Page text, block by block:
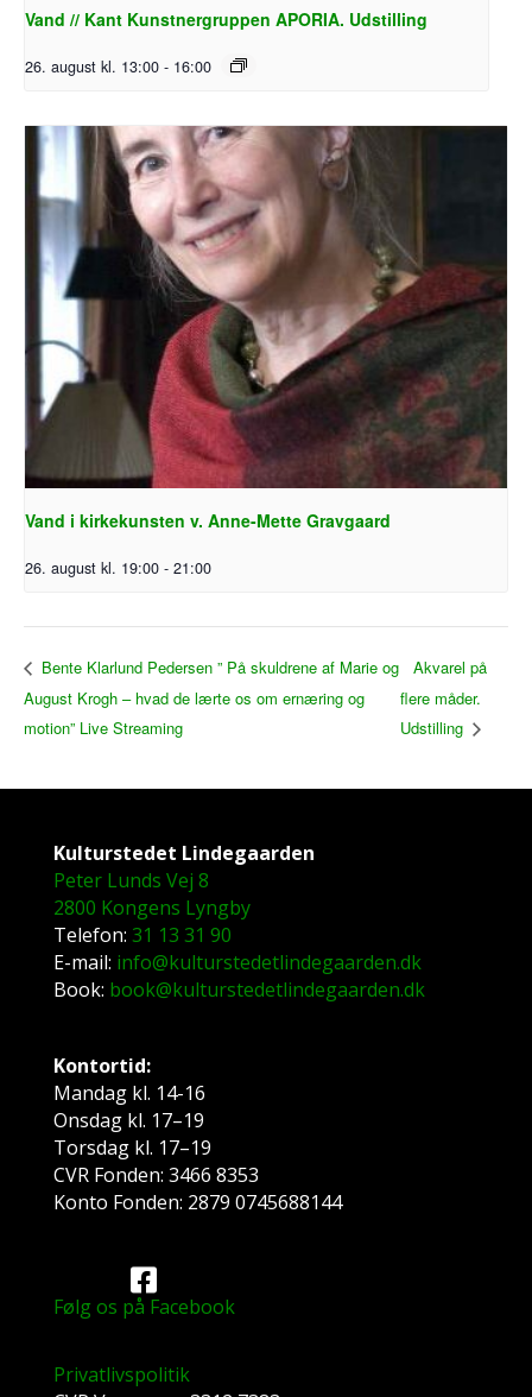
Vand // Kant Kunstnergruppen APORIA. Udstilling
26. august kl. 13:00 - 16:00
Vand i kirkekunsten v. Anne-Mette Gravgaard
26. august kl. 19:00 - 21:00
Bente Klarlund Pedersen ” På skuldrene af Marie og
August Krogh – hvad de lærte os om ernæring og
motion” Live Streaming
Akvarel på
flere måder.
Udstilling
Kulturstedet Lindegaarden
Peter Lunds Vej 8
2800 Kongens Lyngby
Telefon: 31 13 31 90
E-mail: info@kulturstedetlindegaarden.dk
Book: book@kulturstedetlindegaarden.dk
Kontortid:
Mandag kl. 14-16
Onsdag kl. 17–19
Torsdag kl. 17–19
CVR Fonden: 3466 8353
Konto Fonden: 2879 0745688144
Følg os på Facebook
Privatlivspolitik